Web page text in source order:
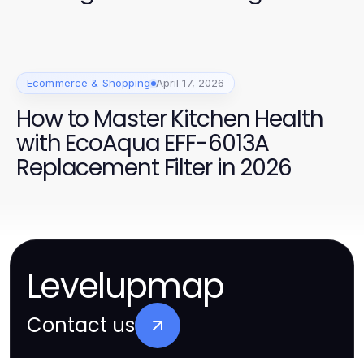
Ecommerce & Shopping April 17, 2026
How to Master Kitchen Health
with EcoAqua EFF-6013A
Replacement Filter in 2026
Levelupmap
Contact us